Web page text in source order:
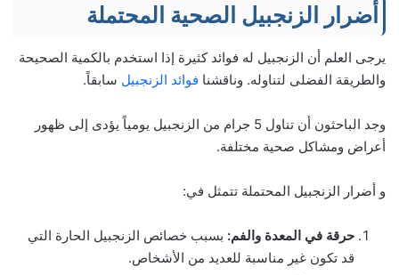
أضرار الزنجبيل الصحية المحتملة
يرجى العلم أن الزنجبيل له فوائد كثيرة إذا استخدم بالكمية الصحيحة
والطريقة الفضلى لتناوله. وناقشنا فوائد الزنجبيل سابقاً.
وجد الباحثون أن تناول 5 جرام من الزنجبيل يومياً يؤدى إلى ظهور
أعراض ومشاكل صحية مختلفة.
و أضرار الزنجبيل المحتملة تتمثل في:
حرقة في المعدة والفم: بسبب خصائص الزنجبيل الحارة التي
قد تكون غير مناسبة للعديد من الأشخاص.